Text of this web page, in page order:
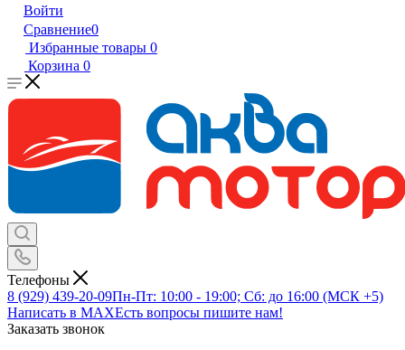
Войти
Сравнение0
Избранные товары 0
Корзина 0
Телефоны
8 (929) 439-20-09Пн-Пт: 10:00 - 19:00; Сб: до 16:00 (МСК +5)
Написать в MAXЕсть вопросы пишите нам!
Заказать звонок